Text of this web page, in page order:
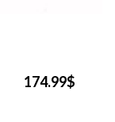
174.99$